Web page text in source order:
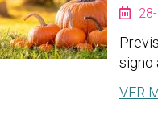
signo
VER